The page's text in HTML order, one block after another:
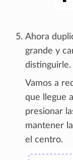
Ahora
grande y
distinguirle.
Vamos a
que llegue
presionar
mantener
el centro.